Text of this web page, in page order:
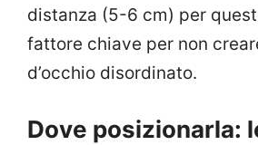
distanza (5-6 cm) per
fattore chiave per non
d’occhio disordinato.
Dove posizionarla: